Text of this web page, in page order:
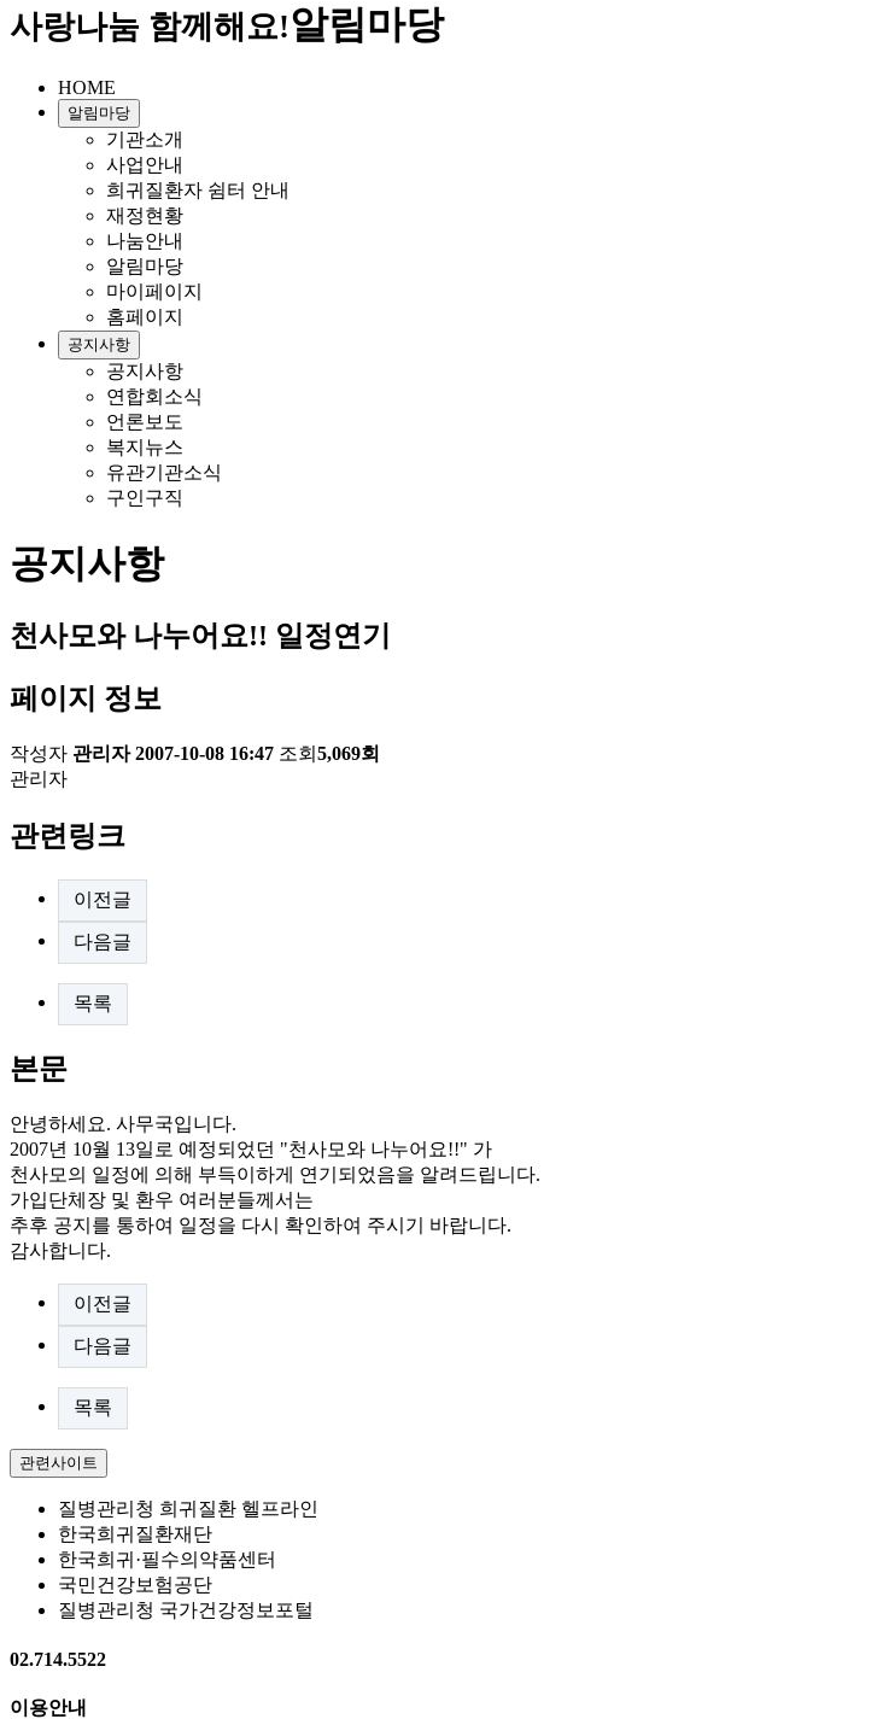
사랑나눔 함께해요!알림마당
HOME
알림마당
기관소개
사업안내
희귀질환자 쉼터 안내
재정현황
나눔안내
알림마당
마이페이지
홈페이지
공지사항
공지사항
연합회소식
언론보도
복지뉴스
유관기관소식
구인구직
공지사항
천사모와 나누어요!! 일정연기
페이지 정보
작성자 관리자 2007-10-08 16:47 조회 5,069회
관리자
관련링크
이전글
다음글
목록
본문
안녕하세요. 사무국입니다.
2007년 10월 13일로 예정되었던 "천사모와 나누어요!!" 가
천사모의 일정에 의해 부득이하게 연기되었음을 알려드립니다.
가입단체장 및 환우 여러분들께서는
추후 공지를 통하여 일정을 다시 확인하여 주시기 바랍니다.
감사합니다.
이전글
다음글
목록
관련사이트
질병관리청 희귀질환 헬프라인
한국희귀질환재단
한국희귀·필수의약품센터
국민건강보험공단
질병관리청 국가건강정보포털
02.714.5522
이용안내